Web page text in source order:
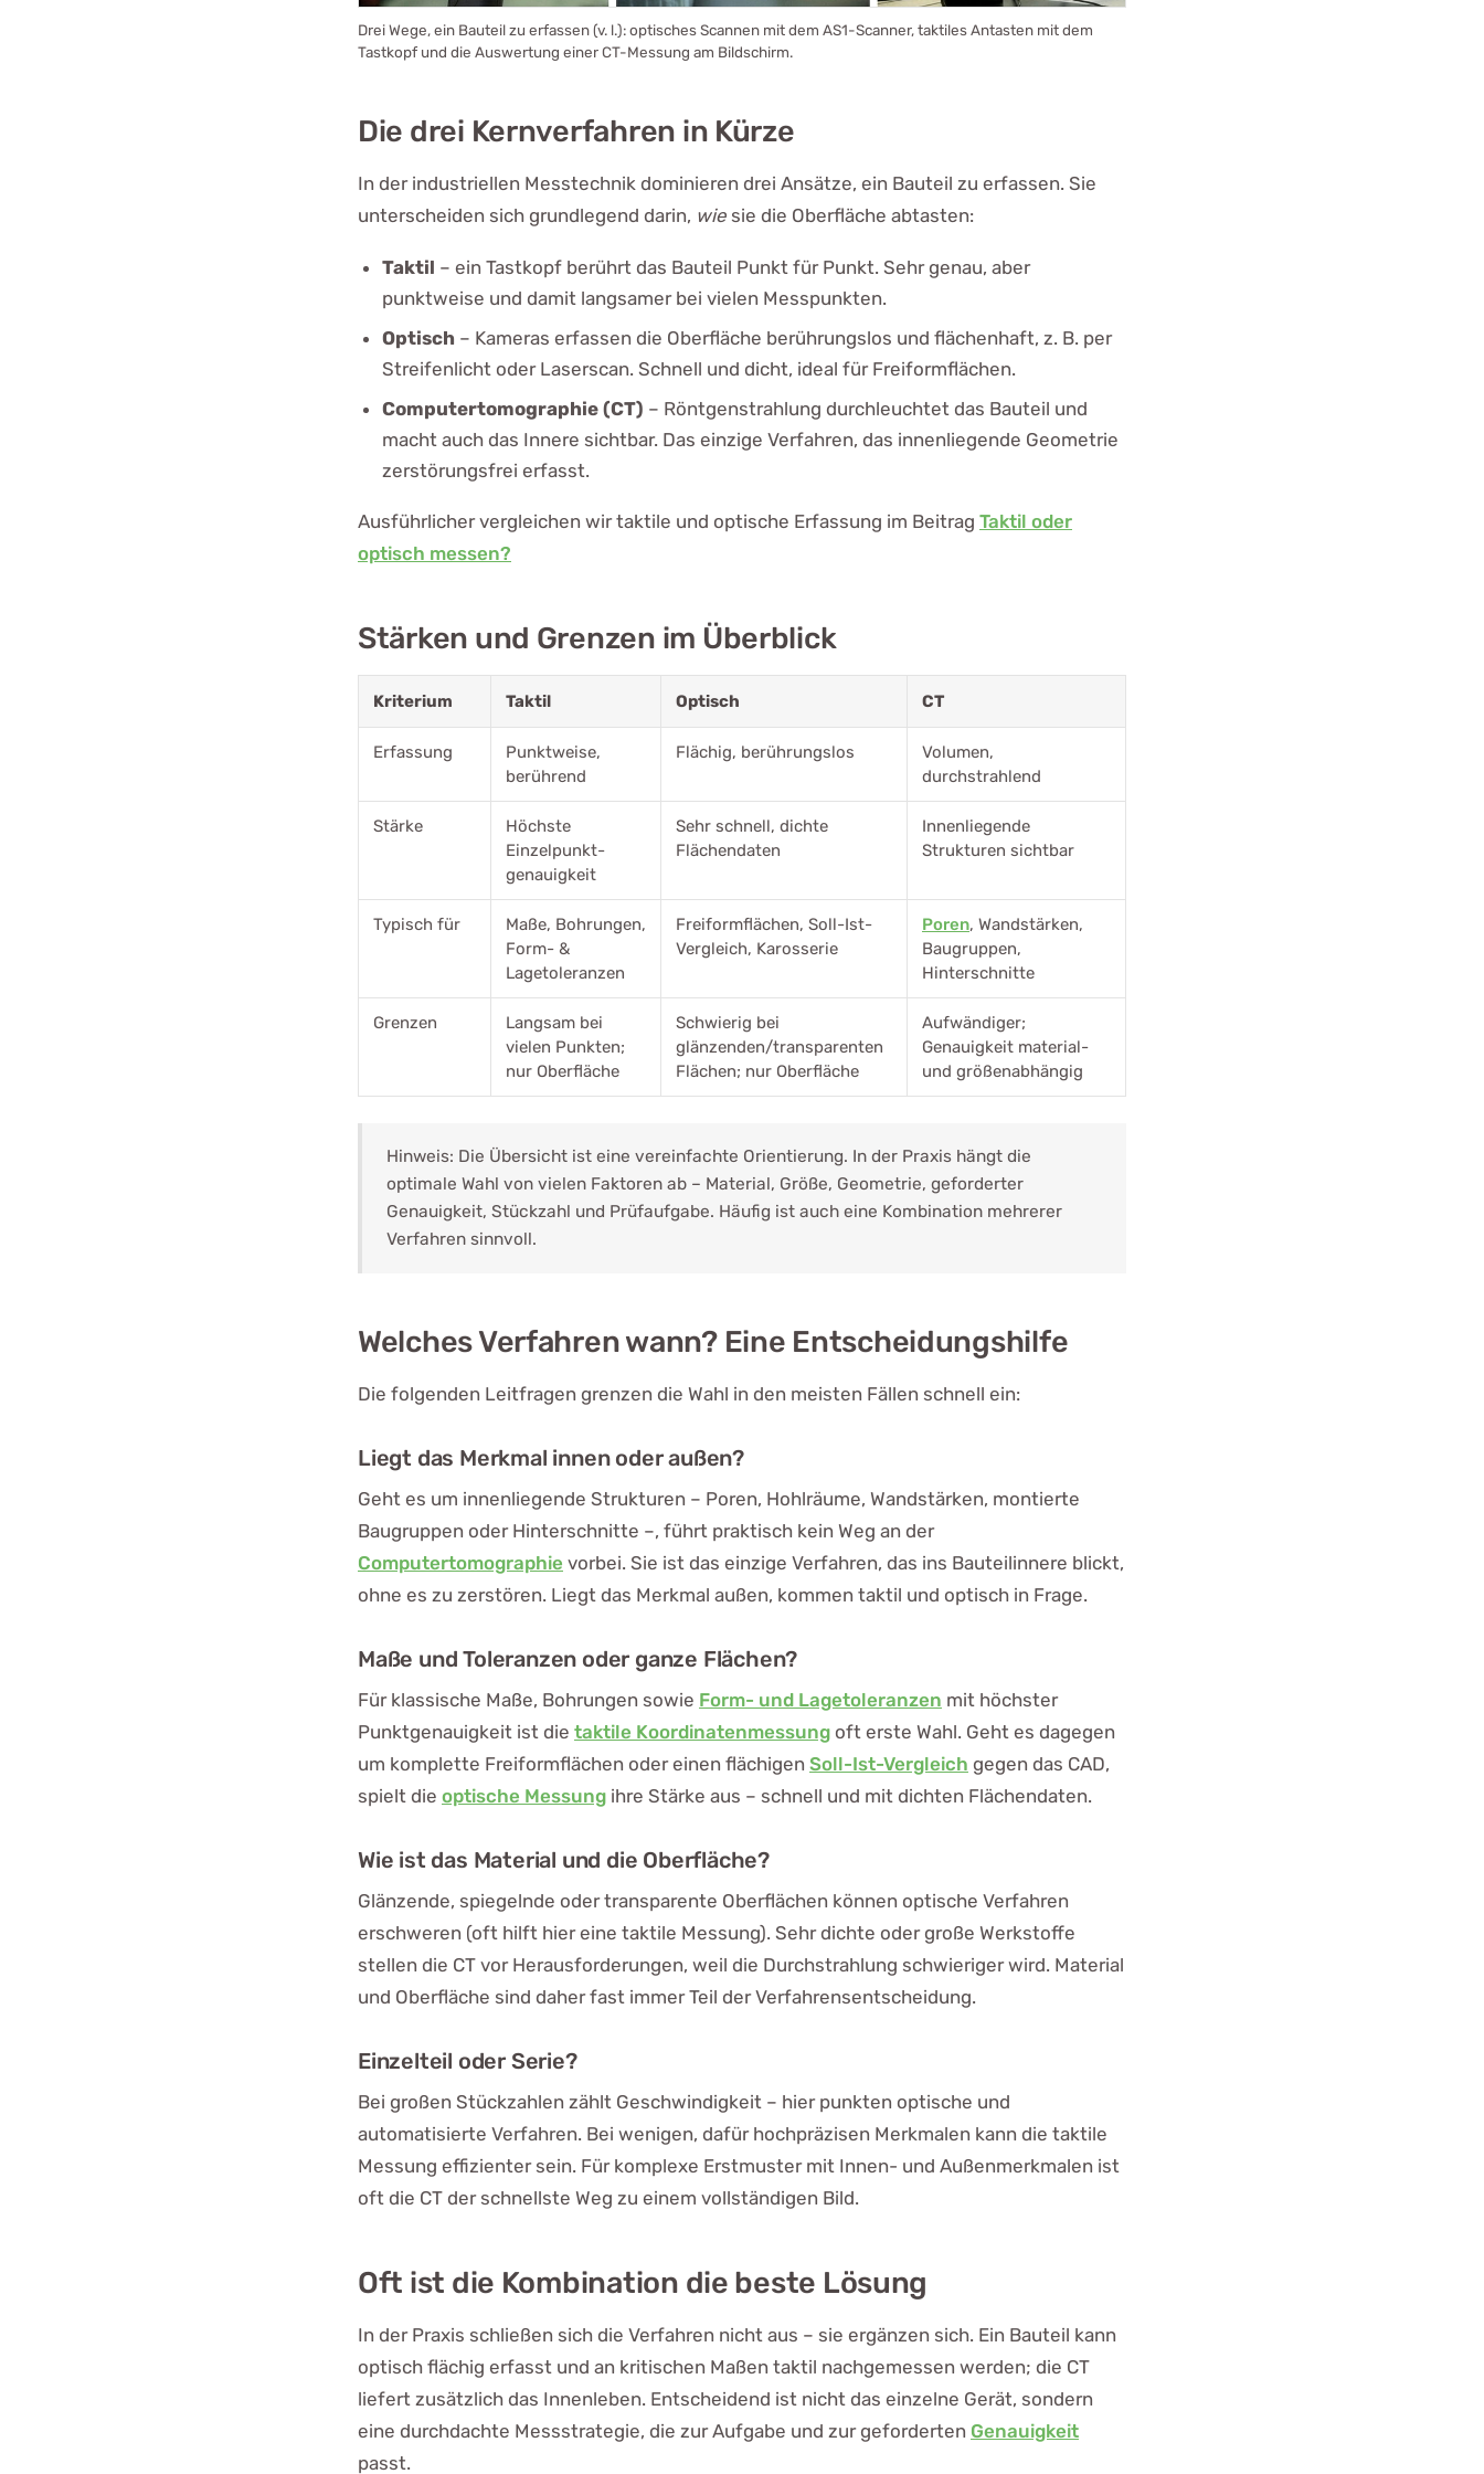
Drei Wege, ein Bauteil zu erfassen (v. l.): optisches Scannen mit dem AS1-Scanner, taktiles Antasten mit dem
Tastkopf und die Auswertung einer CT-Messung am Bildschirm.
Die drei Kernverfahren in Kürze
In der industriellen Messtechnik dominieren drei Ansätze, ein Bauteil zu erfassen. Sie
unterscheiden sich grundlegend darin, wie sie die Oberfläche abtasten:
Taktil – ein Tastkopf berührt das Bauteil Punkt für Punkt. Sehr genau, aber
punktweise und damit langsamer bei vielen Messpunkten.
Optisch – Kameras erfassen die Oberfläche berührungslos und flächenhaft, z. B. per
Streifenlicht oder Laserscan. Schnell und dicht, ideal für Freiformflächen.
Computertomographie (CT) – Röntgenstrahlung durchleuchtet das Bauteil und
macht auch das Innere sichtbar. Das einzige Verfahren, das innenliegende Geometrie
zerstörungsfrei erfasst.
Ausführlicher vergleichen wir taktile und optische Erfassung im Beitrag Taktil oder
optisch messen?
Stärken und Grenzen im Überblick
Kriterium Taktil Optisch CT
Erfassung
Punktweise,
berührend
Flächig, berührungslos
Volumen,
durchstrahlend
Stärke
Höchste
Einzelpunkt­
genauigkeit
Sehr schnell, dichte
Flächendaten
Innenliegende
Strukturen sichtbar
Typisch für
Maße, Bohrungen,
Form- &
Lagetoleranzen
Freiformflächen, Soll-Ist-
Vergleich, Karosserie
Poren, Wandstärken,
Baugruppen,
Hinterschnitte
Grenzen
Langsam bei
vielen Punkten;
nur Oberfläche
Schwierig bei
glänzenden/transparenten
Flächen; nur Oberfläche
Aufwändiger;
Genauigkeit material-
und größenabhängig
Hinweis: Die Übersicht ist eine vereinfachte Orientierung. In der Praxis hängt die
optimale Wahl von vielen Faktoren ab – Material, Größe, Geometrie, geforderter
Genauigkeit, Stückzahl und Prüfaufgabe. Häufig ist auch eine Kombination mehrerer
Verfahren sinnvoll.
Welches Verfahren wann? Eine Entscheidungshilfe
Die folgenden Leitfragen grenzen die Wahl in den meisten Fällen schnell ein:
Liegt das Merkmal innen oder außen?
Geht es um innenliegende Strukturen – Poren, Hohlräume, Wandstärken, montierte
Baugruppen oder Hinterschnitte –, führt praktisch kein Weg an der
Computertomographie vorbei. Sie ist das einzige Verfahren, das ins Bauteilinnere blickt,
ohne es zu zerstören. Liegt das Merkmal außen, kommen taktil und optisch in Frage.
Maße und Toleranzen oder ganze Flächen?
Für klassische Maße, Bohrungen sowie Form- und Lagetoleranzen mit höchster
Punktgenauigkeit ist die taktile Koordinatenmessung oft erste Wahl. Geht es dagegen
um komplette Freiformflächen oder einen flächigen Soll-Ist-Vergleich gegen das CAD,
spielt die optische Messung ihre Stärke aus – schnell und mit dichten Flächendaten.
Wie ist das Material und die Oberfläche?
Glänzende, spiegelnde oder transparente Oberflächen können optische Verfahren
erschweren (oft hilft hier eine taktile Messung). Sehr dichte oder große Werkstoffe
stellen die CT vor Herausforderungen, weil die Durchstrahlung schwieriger wird. Material
und Oberfläche sind daher fast immer Teil der Verfahrensentscheidung.
Einzelteil oder Serie?
Bei großen Stückzahlen zählt Geschwindigkeit – hier punkten optische und
automatisierte Verfahren. Bei wenigen, dafür hochpräzisen Merkmalen kann die taktile
Messung effizienter sein. Für komplexe Erstmuster mit Innen- und Außenmerkmalen ist
oft die CT der schnellste Weg zu einem vollständigen Bild.
Oft ist die Kombination die beste Lösung
In der Praxis schließen sich die Verfahren nicht aus – sie ergänzen sich. Ein Bauteil kann
optisch flächig erfasst und an kritischen Maßen taktil nachgemessen werden; die CT
liefert zusätzlich das Innenleben. Entscheidend ist nicht das einzelne Gerät, sondern
eine durchdachte Messstrategie, die zur Aufgabe und zur geforderten Genauigkeit
passt.